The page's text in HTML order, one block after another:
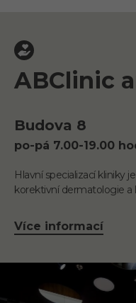
ABClinic
Budova 8
po-pá 7.00-19.00
Hlavní specializací kliniky
korektivní dermatologie a
Více informací